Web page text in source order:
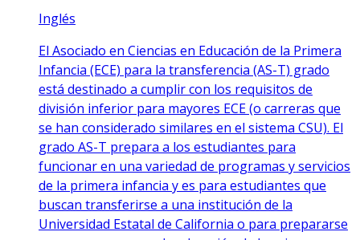
Inglés
El Asociado en Ciencias en Educación de la Primera
Infancia (ECE) para la transferencia (AS-T) grado
está destinado a cumplir con los requisitos de
división inferior para mayores ECE (o carreras que
se han considerado similares en el sistema CSU). El
grado AS-T prepara a los estudiantes para
funcionar en una variedad de programas y servicios
de la primera infancia y es para estudiantes que
buscan transferirse a una institución de la
Universidad Estatal de California o para prepararse